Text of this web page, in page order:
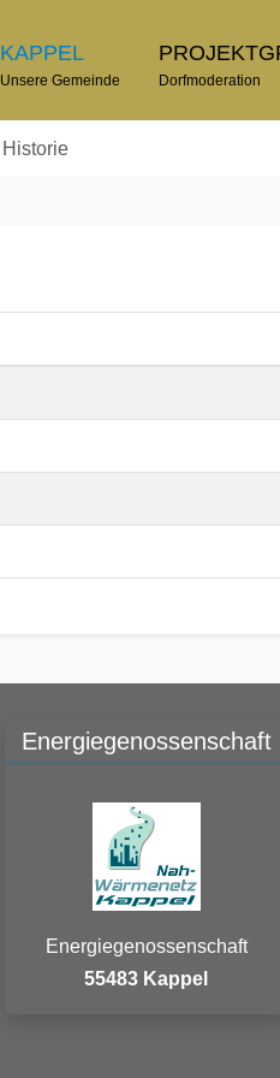
KAPPEL
Unsere Gemeinde Dorfmoderation
Historie
Energiegenossenschaft
Energiegenossenschaft
55483 Kappel